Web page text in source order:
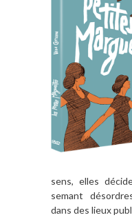
sens, elles
semant
dans des lieux